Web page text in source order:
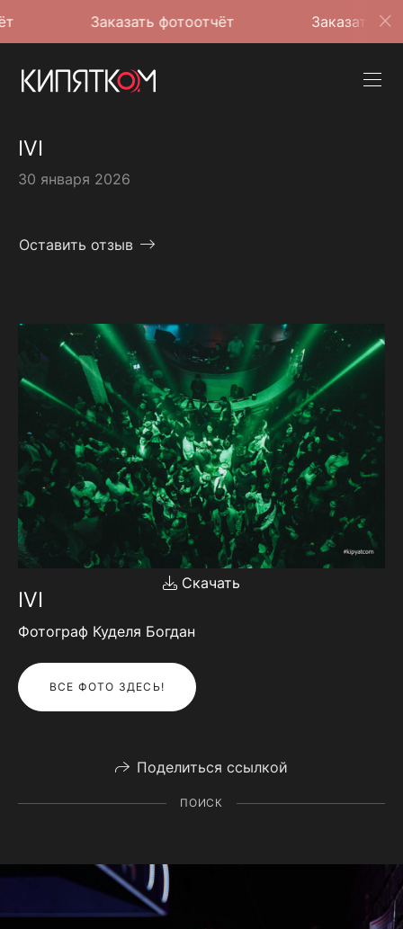
Заказать фотоотчёт Заказать фотоотчёт
IVI
30 января 2026
Оставить отзыв
Скачать
IVI
Фотограф Куделя Богдан
ВСЕ ФОТО ЗДЕСЬ!
Поделиться ссылкой
ПОИСК